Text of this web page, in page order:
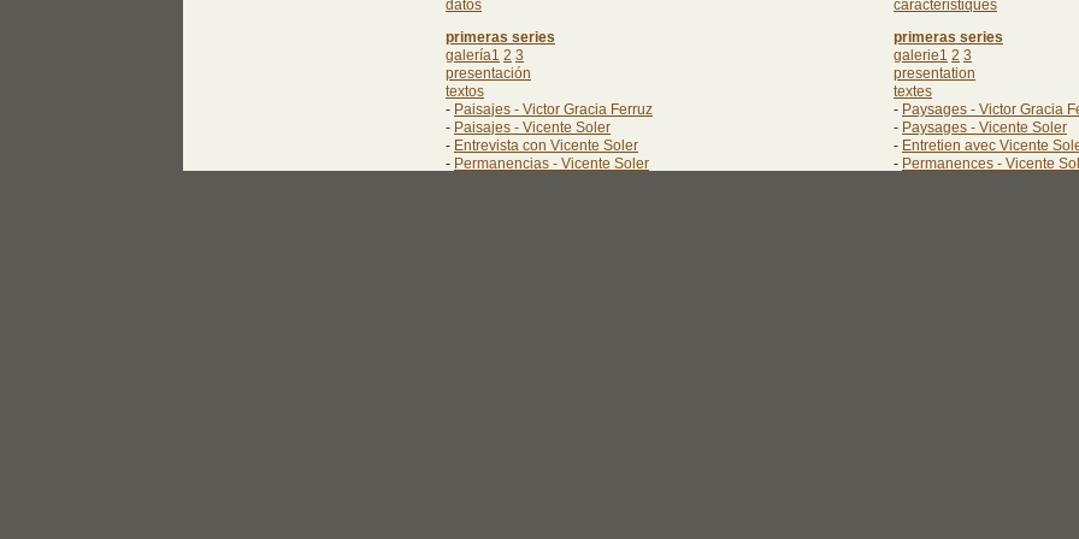
datos
primeras series
galería1 2 3
presentación
textos
- Paisajes - Victor Gracia Ferruz
- Paisajes - Vicente Soler
- Entrevista con Vicente Soler
- Permanencias - Vicente Soler
caractéristiques
primeras series
galerie1 2 3
presentation
textes
- Paysages - Victor Gracia
- Paysages - Vicente Soler
- Entretien avec Vicente
- Permanences - Vicente